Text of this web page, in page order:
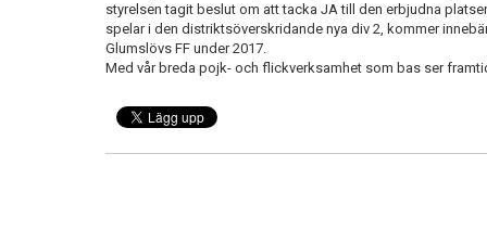
styrelsen tagit beslut om att tacka JA till den erbjudna
spelar i den distriktsöverskridande nya div 2, kommer
Glumslövs FF under 2017.
Med vår breda pojk- och flickverksamhet som bas ser